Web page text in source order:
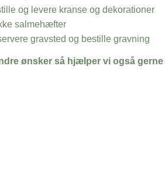
og levere kranse og dekorationer
salmehæfter
gravsted og bestille gravning
ønsker så hjælper vi også gerne